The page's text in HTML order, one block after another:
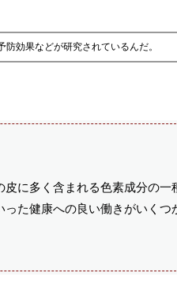
効果などが研究されているんだ。
に多く含まれる色素成分の一
た健康への良い働きがいくつ